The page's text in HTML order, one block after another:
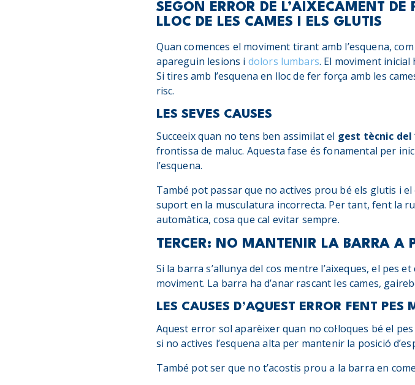
SEGON ERROR DE L’AIXECAMENT DE
LLOC DE LES CAMES I ELS GLUTIS
Quan comences el moviment tirant amb l’esquena,
apareguin lesions i dolors lumbars. El moviment inicial
Si tires amb l’esquena en lloc de fer força amb les
risc.
LES SEVES CAUSES
Succeeix quan no tens ben assimilat el gest tècnic del
frontissa de maluc. Aquesta fase és fonamental per
l’esquena.
També pot passar que no actives prou bé els glutis i
suport en la musculatura incorrecta. Per tant, fent la
automàtica, cosa que cal evitar sempre.
TERCER: NO MANTENIR LA BARRA A
Si la barra s’allunya del cos mentre l’aixeques, el pes
moviment. La barra ha d’anar rascant les cames,
LES CAUSES D’AQUEST ERROR FENT PES
Aquest error sol aparèixer quan no col·loques bé el
si no actives l’esquena alta per mantenir la posició
També pot ser que no t’acostis prou a la barra en